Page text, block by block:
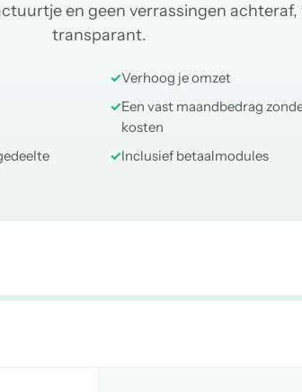
en geen verrassingen achteraf,
transparant.
✓Verhoog je omzet
✓Een vast maandbedrag
kosten
✓Inclusief betaalmodules